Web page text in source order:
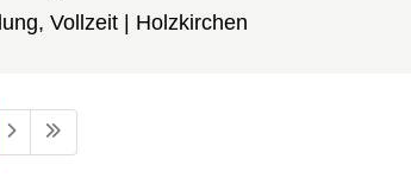
Vollzeit | Holzkirchen